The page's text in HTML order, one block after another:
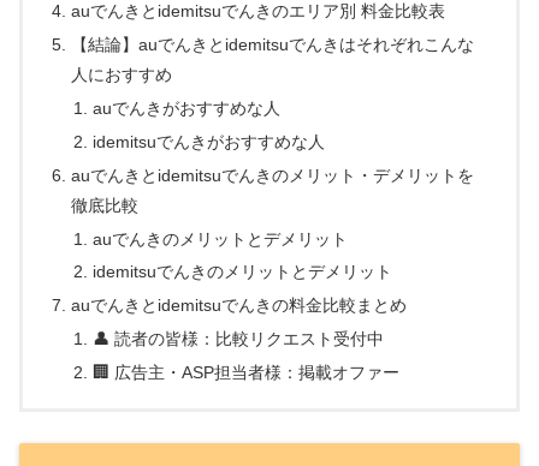
auでんきとidemitsuでんきのエリア別 料金比較表
【結論】auでんきとidemitsuでんきはそれぞれこんな
人におすすめ
auでんきがおすすめな人
idemitsuでんきがおすすめな人
auでんきとidemitsuでんきのメリット・デメリットを
徹底比較
auでんきのメリットとデメリット
idemitsuでんきのメリットとデメリット
auでんきとidemitsuでんきの料金比較まとめ
👤 読者の皆様：比較リクエスト受付中
🏢 広告主・ASP担当者様：掲載オファー